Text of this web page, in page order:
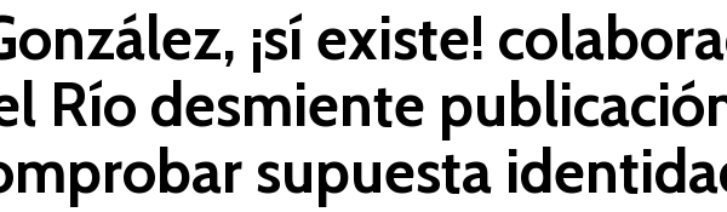
¡sí existe!
Río desmiente
supuesta